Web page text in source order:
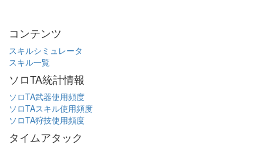
コンテンツ
スキルシミュレータ
スキル一覧
ソロTA統計情報
ソロTA武器使用頻度
ソロTAスキル使用頻度
ソロTA狩技使用頻度
タイムアタック